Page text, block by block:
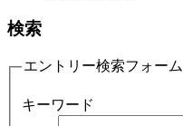
検索
エントリー検索フォーム
キーワード